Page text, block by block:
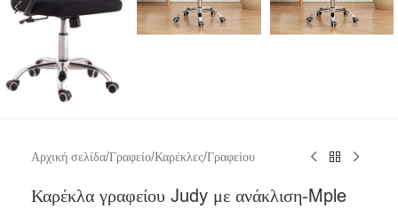
Αρχική σελίδα/Γραφείο/Καρέκλες/Γραφείου
Καρέκλα γραφείου Judy με ανάκλιση-Mple